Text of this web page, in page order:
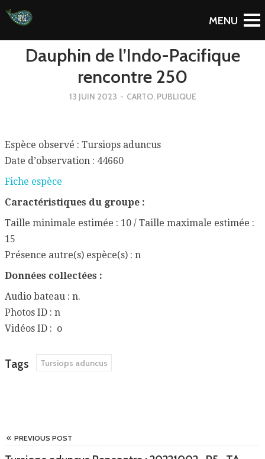
To Blog
Dauphin de l’Indo-Pacifique
rencontre 250
13 JUIN 2023 - CARTO, PUBLIQUE
Espèce observé : Tursiops aduncus
Date d’observation : 44660
Fiche espèce
Caractéristiques du groupe :
Taille minimale estimée : 10 / Taille maximale estimée :
15
Présence autre(s) espèce(s) : n
Données collectées :
Audio bateau : n.
Photos ID : n
Vidéos ID : o
Tags Tursiops aduncus
PREVIOUS POST